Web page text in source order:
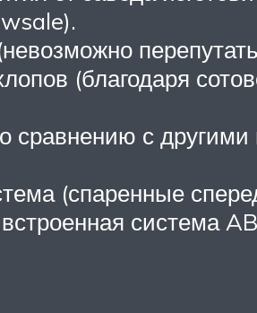
(благодаря
сравнению с
(спаренные
система